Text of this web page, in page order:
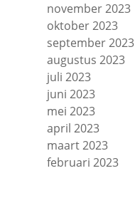
november 2023
oktober 2023
september 2023
augustus 2023
juli 2023
juni 2023
mei 2023
april 2023
maart 2023
februari 2023